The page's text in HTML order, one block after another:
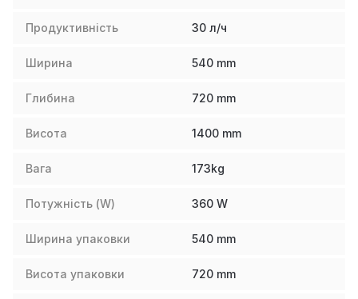
Продуктивність 30 л/ч
Ширина 540 mm
Глибина 720 mm
Висота 1400 mm
Вага 173kg
Потужність (W) 360 W
Ширина упаковки 540 mm
Висота упаковки 720 mm